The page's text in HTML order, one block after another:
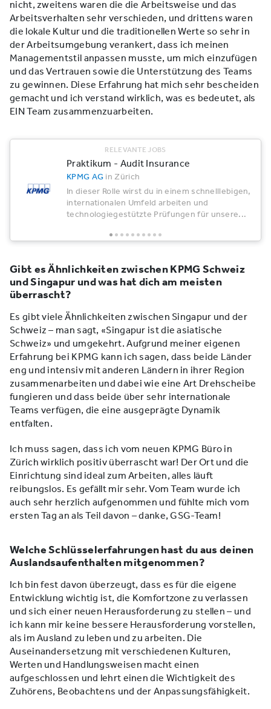
nicht, zweitens waren die die Arbeitsweise und das
Arbeitsverhalten sehr verschieden, und drittens waren
die lokale Kultur und die traditionellen Werte so sehr in
der Arbeitsumgebung verankert, dass ich meinen
Managementstil anpassen musste, um mich einzufügen
und das Vertrauen sowie die Unterstützung des Teams
zu gewinnen. Diese Erfahrung hat mich sehr bescheiden
gemacht und ich verstand wirklich, was es bedeutet, als
EIN Team zusammenzuarbeiten.
RELEVANTE JOBS
Praktikum - Audit Insurance
KPMG AG in Zürich
In dieser Rolle wirst du in einem schnelllebigen,
internationalen Umfeld arbeiten und
technologiegestützte Prüfungen für unsere...
Gibt es Ähnlichkeiten zwischen KPMG Schweiz
und Singapur und was hat dich am meisten
überrascht?
Es gibt viele Ähnlichkeiten zwischen Singapur und der
Schweiz – man sagt, «Singapur ist die asiatische
Schweiz» und umgekehrt. Aufgrund meiner eigenen
Erfahrung bei KPMG kann ich sagen, dass beide Länder
eng und intensiv mit anderen Ländern in ihrer Region
zusammenarbeiten und dabei wie eine Art Drehscheibe
fungieren und dass beide über sehr internationale
Teams verfügen, die eine ausgeprägte Dynamik
entfalten.
Ich muss sagen, dass ich vom neuen KPMG Büro in
Zürich wirklich positiv überrascht war! Der Ort und die
Einrichtung sind ideal zum Arbeiten, alles läuft
reibungslos. Es gefällt mir sehr. Vom Team wurde ich
auch sehr herzlich aufgenommen und fühlte mich vom
ersten Tag an als Teil davon – danke, GSG-Team!
Welche Schlüsselerfahrungen hast du aus deinen
Auslandsaufenthalten mitgenommen?
Ich bin fest davon überzeugt, dass es für die eigene
Entwicklung wichtig ist, die Komfortzone zu verlassen
und sich einer neuen Herausforderung zu stellen – und
ich kann mir keine bessere Herausforderung vorstellen,
als im Ausland zu leben und zu arbeiten. Die
Auseinandersetzung mit verschiedenen Kulturen,
Werten und Handlungsweisen macht einen
aufgeschlossen und lehrt einen die Wichtigkeit des
Zuhörens, Beobachtens und der Anpassungsfähigkeit.